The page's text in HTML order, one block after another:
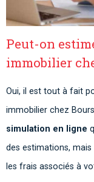
Peut-on
immobilier
Oui, il est tout à fait
immobilier chez
simulation en ligne
des estimations,
les frais associés à